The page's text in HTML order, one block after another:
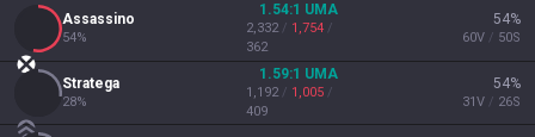
Assassino
54%
1.54:1 UMA
2,332 / 1,754 /
362
54%
60V / 50S
Stratega
28%
1.59:1 UMA
1,192 / 1,005 /
409
54%
31V / 26S